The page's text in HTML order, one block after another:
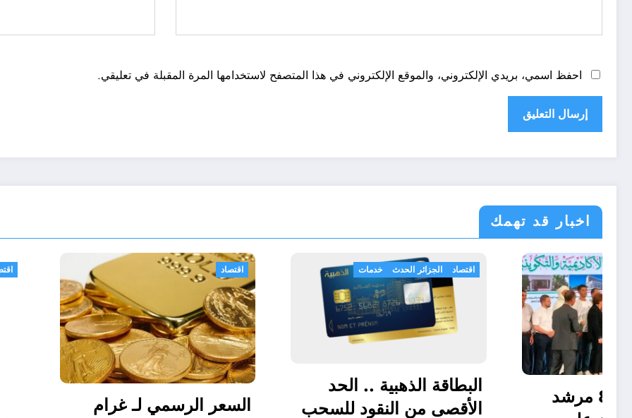
احفظ اسمي، بريدي الإلكتروني، والموقع الإلكتروني في هذا المتصفح لاستخدامها المرة المقبلة في تعليقي.
اخبار قد تهمك
السعر الرسمي لـ
اقتصاد الجزائر الحدث خدمات
البطاقة الذهبية .. الحد
الأقصى من النقود للسحب
الولايات
تيسمسيلت…84 مرشد